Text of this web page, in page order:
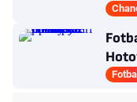
Míří
Fotbal